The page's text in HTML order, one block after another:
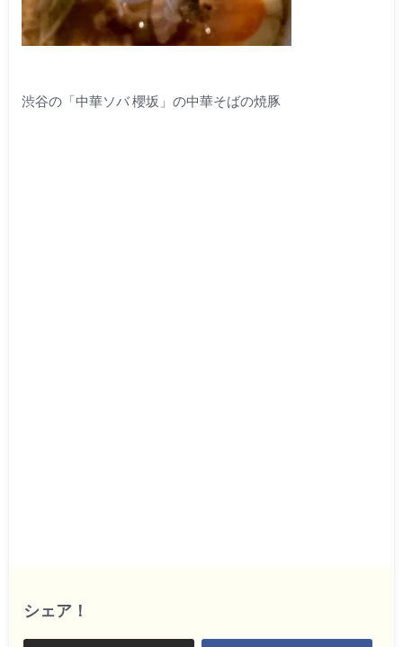
渋谷の「中華ソバ 櫻坂」の中華そばの焼豚
シェア！